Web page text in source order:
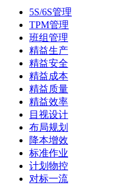
5S/6S管理
TPM管理
班组管理
精益生产
精益安全
精益成本
精益质量
精益效率
目视设计
布局规划
降本增效
标准作业
计划物控
对标一流